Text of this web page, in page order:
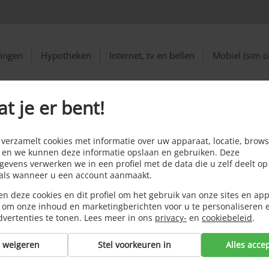
Hypotheken Internet, tv en bellen Mobiel (sim
onvoordelig
je er bent!
cookies met informatie over uw apparaat, locatie,
we kunnen deze informatie opslaan en gebruiken. Deze
verwerken we in een profiel met de data die u zelf deelt
wanneer u een account aanmaakt.
deze cookies en dit profiel om het gebruik van onze sites en
onze inhoud en marketingberichten voor u te personaliseren
te tonen. Lees meer in ons privacy- en cookiebeleid.
weigeren Stel voorkeuren in Alles